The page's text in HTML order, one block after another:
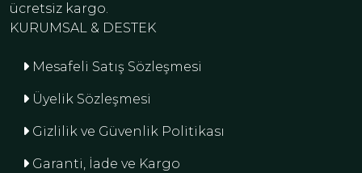
ücretsiz kargo.
KURUMSAL & DESTEK
Mesafeli Satış Sözleşmesi
Üyelik Sözleşmesi
Gizlilik ve Güvenlik Politikası
Garanti, İade ve Kargo